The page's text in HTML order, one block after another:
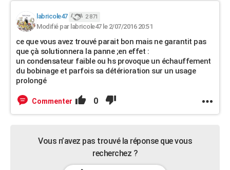
labricole47 2 871
Modifié par labricole47 le 2/07/2016 20:51
ce que vous avez trouvé parait bon mais ne garantit pas
que çà solutionnera la panne ;en effet :
un condensateur faible ou hs provoque un échauffement
du bobinage et parfois sa détérioration sur un usage
prolongé
Commenter 0
Vous n’avez pas trouvé la réponse que vous
recherchez ?